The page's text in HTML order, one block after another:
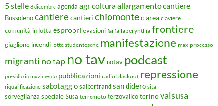
5 stelle 8 dicembre agenda agricolturaallargamento cantiere
Bussolenocantierecantieri chiomonteclarea claviere
comunità in lotta espropri evasioni farfalla zerynthia frontiere
giaglione incendi lotte studentesche manifestazione maxiprocesso
migranti no tap no tav notav podcast
presidio in movimento pubblicazioni radio blackout repressione
riqualificazione sabotaggiosalbertrandsan didero sitaf
sorveglianza speciale Susa terremoto terzovalico torinovalsusa